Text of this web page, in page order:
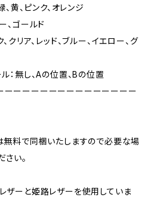
、黄、ピンク、オレンジ
、ゴールド
クリア、レッド、ブルー、イエロー、グ
：無し、Aの位置、Bの位置
ーーーーーーーーーーーーーーー
無料で同梱いたしますので必要な場
い。
ザーと姫路レザーを使用していま